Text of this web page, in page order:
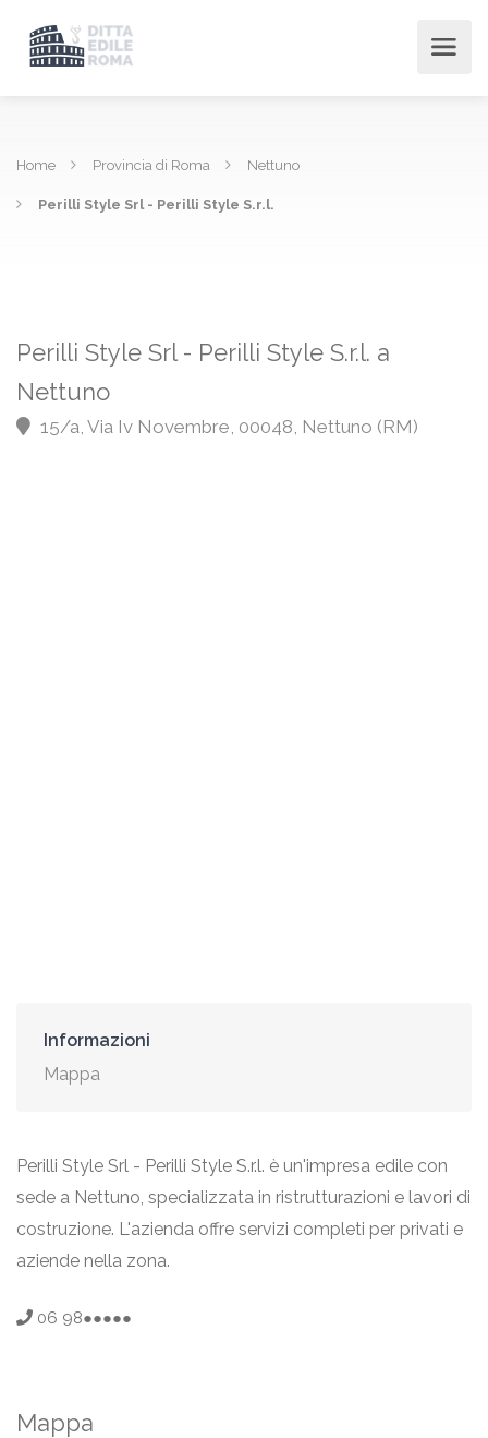
Home Provincia di Roma Nettuno
Perilli Style Srl - Perilli Style S.r.l.
Perilli Style Srl - Perilli Style S.r.l. a
Nettuno
15/a, Via Iv Novembre, 00048, Nettuno (RM)
Informazioni
Mappa
Perilli Style Srl - Perilli Style S.r.l. è un'impresa edile con
sede a Nettuno, specializzata in ristrutturazioni e lavori di
costruzione. L'azienda offre servizi completi per privati e
aziende nella zona.
06 98●●●●●
Mappa